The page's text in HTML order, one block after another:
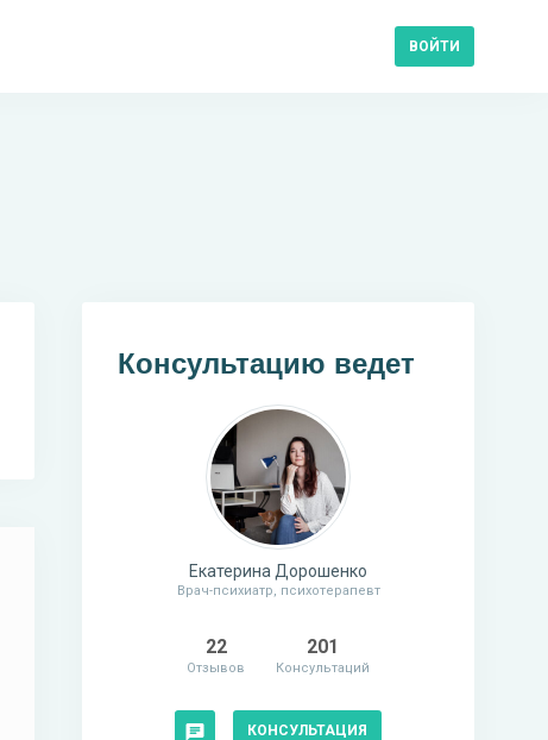
ВОЙТИ
Консультацию ведет
Екатерина Дорошенко
Врач-психиатр, психотерапевт
22
Отзывов
201
Консультаций
КОНСУЛЬТАЦИЯ